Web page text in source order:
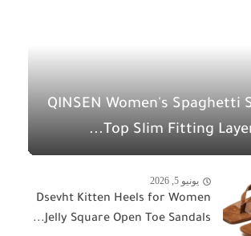
QINSEN Women's Spaghetti
Top Slim Fitting
يونيو 5, 2026
Dsevht Kitten Heels for Women
Jelly Square Open Toe Sandals...